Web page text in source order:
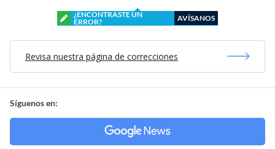
¿ENCONTRASTE UN
ERROR?
AVÍSANOS
Revisa nuestra página de correcciones
Síguenos en: